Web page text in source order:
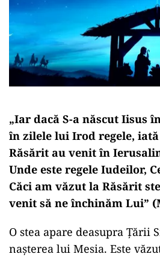
„Iar dacă S-a născut Iisus
în zilele lui Irod regele,
Răsărit au venit în
Unde este regele Iudeilor,
Căci am văzut la Răsărit
venit să ne închinăm Lui”
O stea apare deasupra Ţării
naşterea lui Mesia. Este